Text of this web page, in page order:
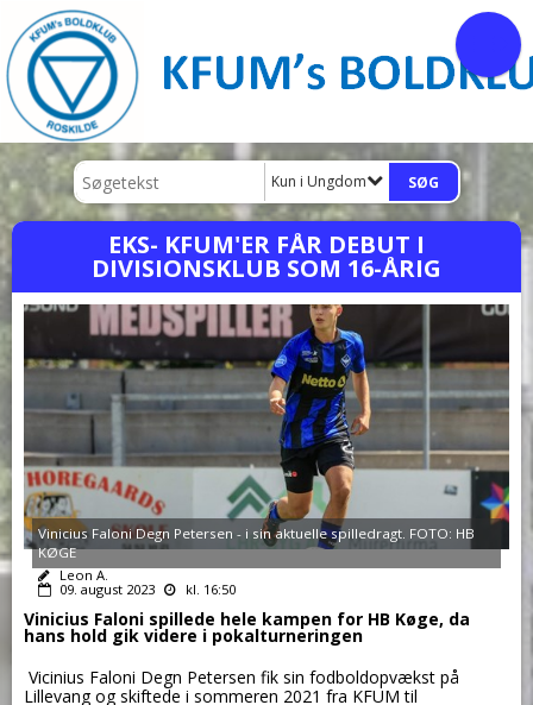
Kun i Ungdom
EKS- KFUM'ER FÅR DEBUT I
DIVISIONSKLUB SOM 16-ÅRIG
Vinicius Faloni Degn Petersen - i sin aktuelle spilledragt. FOTO: HB
KØGE
Leon A.
09. august 2023
kl. 16:50
Vinicius Faloni spillede hele kampen for HB Køge, da
hans hold gik videre i pokalturneringen
Vicinius Faloni Degn Petersen fik sin fodboldopvækst på
Lillevang og skiftede i sommeren 2021 fra KFUM til